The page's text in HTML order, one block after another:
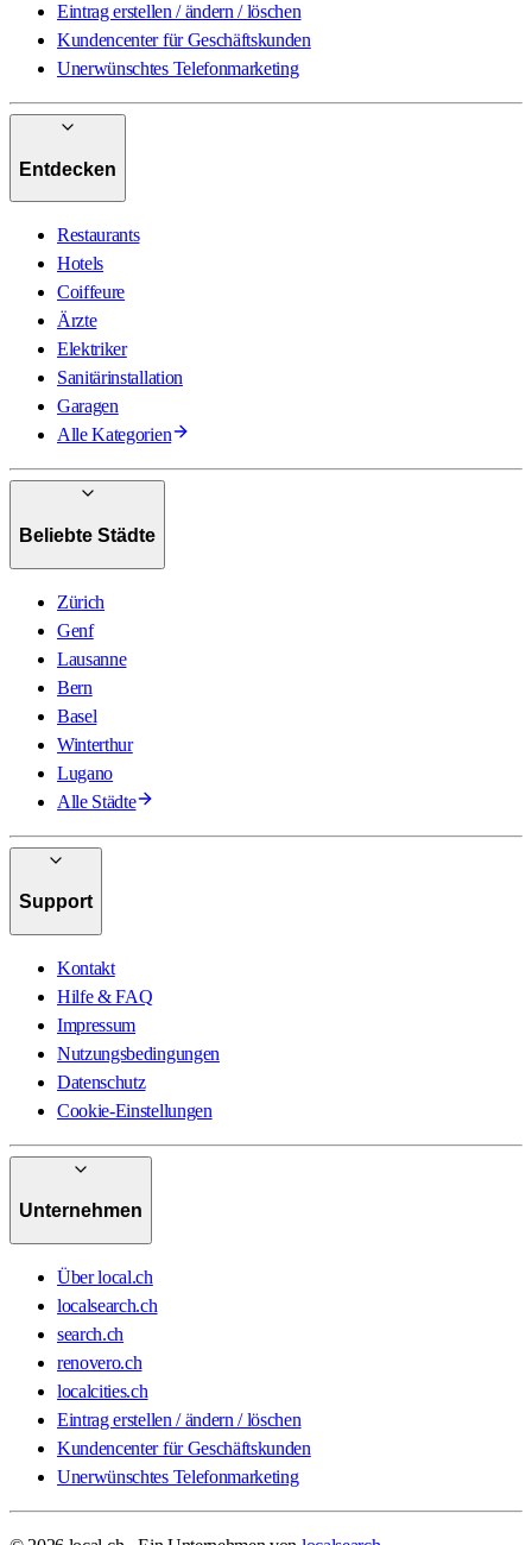
Eintrag erstellen / ändern / löschen
Kundencenter für Geschäftskunden
Unerwünschtes Telefonmarketing
Entdecken
Restaurants
Hotels
Coiffeure
Ärzte
Elektriker
Sanitärinstallation
Garagen
Alle Kategorien
Beliebte Städte
Zürich
Genf
Lausanne
Bern
Basel
Winterthur
Lugano
Alle Städte
Support
Kontakt
Hilfe & FAQ
Impressum
Nutzungsbedingungen
Datenschutz
Cookie-Einstellungen
Unternehmen
Über local.ch
localsearch.ch
search.ch
renovero.ch
localcities.ch
Eintrag erstellen / ändern / löschen
Kundencenter für Geschäftskunden
Unerwünschtes Telefonmarketing